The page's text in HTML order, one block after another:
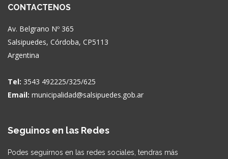
CONTACTENOS
Av. Belgrano Nº 365
Salsipuedes, Córdoba, CP5113
Argentina
Tel: 3543 492225/325/625
Email: municipalidad@salsipuedes.gob.ar
Seguinos en las Redes
Podes seguirnos en las redes sociales, tendras más